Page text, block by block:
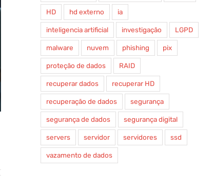
HD hd externo ia
inteligencia artificial investigação LGPD
malware nuvem phishing pix
proteção de dados RAID
recuperar dados recuperar HD
recuperação de dados segurança
segurança de dados segurança digital
servers servidor servidores ssd
vazamento de dados